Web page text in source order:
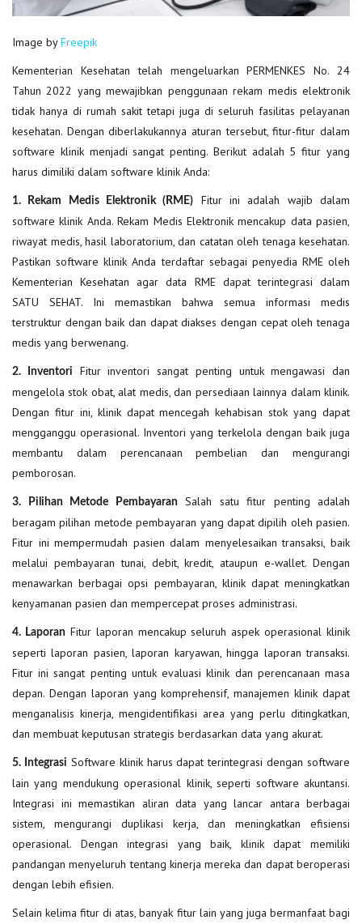
Image byFreepik
Kementerian Kesehatan telah mengeluarkan PERMENKES No. 24
Tahun 2022 yang mewajibkan penggunaan rekam medis elektronik
tidak hanya di rumah sakit tetapi juga di seluruh fasilitas pelayanan
kesehatan. Dengan diberlakukannya aturan tersebut, fitur-fitur dalam
software klinik menjadi sangat penting. Berikut adalah 5 fitur yang
harus dimiliki dalam software klinik Anda:
1. Rekam Medis Elektronik (RME)
Fitur ini adalah wajib dalam
software klinik Anda. Rekam Medis Elektronik mencakup data pasien,
riwayat medis, hasil laboratorium, dan catatan oleh tenaga kesehatan.
Pastikan software klinik Anda terdaftar sebagai penyedia RME oleh
Kementerian Kesehatan agar data RME dapat terintegrasi dalam
SATU SEHAT. Ini memastikan bahwa semua informasi medis
terstruktur dengan baik dan dapat diakses dengan cepat oleh tenaga
medis yang berwenang.
2. Inventori
Fitur inventori sangat penting untuk mengawasi dan
mengelola stok obat, alat medis, dan persediaan lainnya dalam klinik.
Dengan fitur ini, klinik dapat mencegah kehabisan stok yang dapat
mengganggu operasional. Inventori yang terkelola dengan baik juga
membantu dalam perencanaan pembelian dan mengurangi
pemborosan.
3. Pilihan Metode PembayaranSalah satu fitur penting adalah
beragam pilihan metode pembayaran yang dapat dipilih oleh pasien.
Fitur ini mempermudah pasien dalam menyelesaikan transaksi, baik
melalui pembayaran tunai, debit, kredit, ataupun e-wallet. Dengan
menawarkan berbagai opsi pembayaran, klinik dapat meningkatkan
kenyamanan pasien dan mempercepat proses administrasi.
4. LaporanFitur laporan mencakup seluruh aspek operasional klinik
seperti laporan pasien, laporan karyawan, hingga laporan transaksi.
Fitur ini sangat penting untuk evaluasi klinik dan perencanaan masa
depan. Dengan laporan yang komprehensif, manajemen klinik dapat
menganalisis kinerja, mengidentifikasi area yang perlu ditingkatkan,
dan membuat keputusan strategis berdasarkan data yang akurat.
5. Integrasi Software klinik harus dapat terintegrasi dengan software
lain yang mendukung operasional klinik, seperti software akuntansi.
Integrasi ini memastikan aliran data yang lancar antara berbagai
sistem, mengurangi duplikasi kerja, dan meningkatkan efisiensi
operasional. Dengan integrasi yang baik, klinik dapat memiliki
pandangan menyeluruh tentang kinerja mereka dan dapat beroperasi
dengan lebih efisien.
Selain kelima fitur di atas, banyak fitur lain yang juga bermanfaat bagi